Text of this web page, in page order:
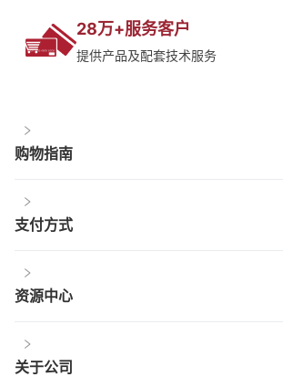
28万+服务客户
提供产品及配套技术服务
购物指南
支付方式
资源中心
关于公司